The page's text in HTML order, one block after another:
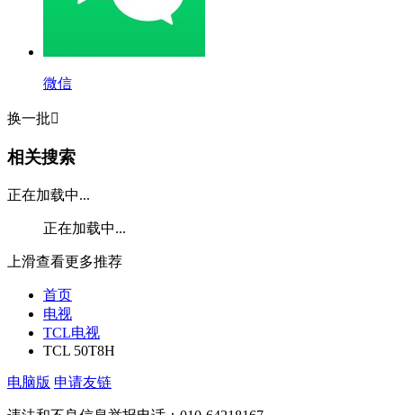
微信
换一批
相关搜索
正在加载中...
正在加载中...
上滑查看更多推荐
首页
电视
TCL电视
TCL 50T8H
电脑版 申请友链